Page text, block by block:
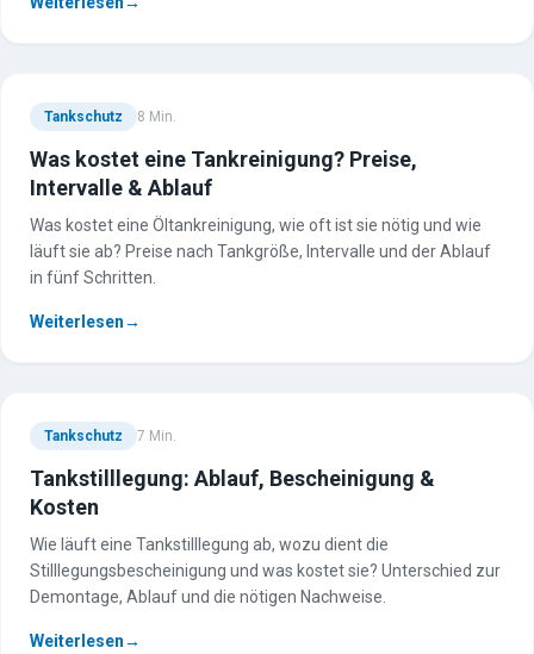
Tankschutz 8 Min.
Was kostet eine Tankreinigung? Preise,
Intervalle & Ablauf
Was kostet eine Öltankreinigung, wie oft ist sie nötig und wie
läuft sie ab? Preise nach Tankgröße, Intervalle und der Ablauf
in fünf Schritten.
Weiterlesen→
Tankschutz 7 Min.
Tankstilllegung: Ablauf, Bescheinigung &
Kosten
Wie läuft eine Tankstilllegung ab, wozu dient die
Stilllegungsbescheinigung und was kostet sie? Unterschied zur
Demontage, Ablauf und die nötigen Nachweise.
Weiterlesen→